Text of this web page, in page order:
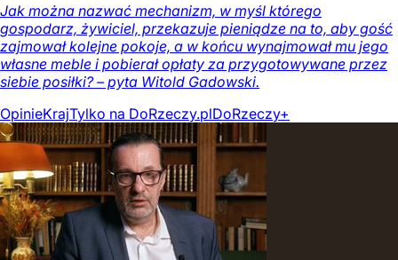
Jak można nazwać mechanizm, w myśl którego
gospodarz, żywiciel, przekazuje pieniądze na to, aby gość
zajmował kolejne pokoje, a w końcu wynajmował mu jego
własne meble i pobierał opłaty za przygotowywane przez
siebie posiłki? – pyta Witold Gadowski.
OpinieKrajTylko na DoRzeczy.plDoRzeczy+